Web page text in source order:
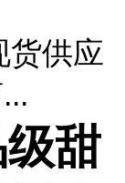
货供应
甜